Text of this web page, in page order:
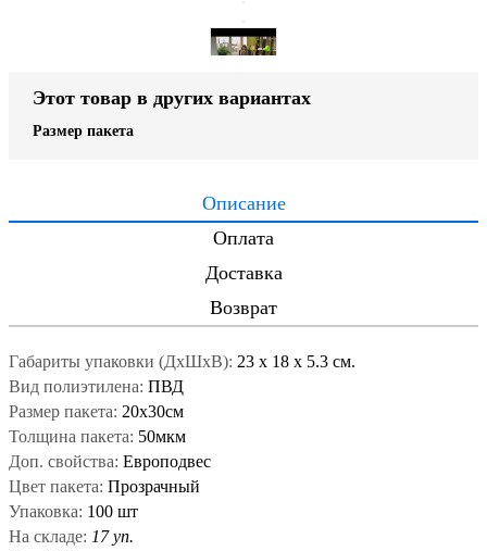
Этот товар в других вариантах
Размер пакета
Описание
Оплата
Доставка
Возврат
Габариты упаковки (ДxШxВ): 23 x 18 x 5.3 см.
Вид полиэтилена: ПВД
Размер пакета: 20x30см
Толщина пакета: 50мкм
Доп. свойства: Европодвес
Цвет пакета: Прозрачный
Упаковка: 100 шт
На складе: 17 уп.